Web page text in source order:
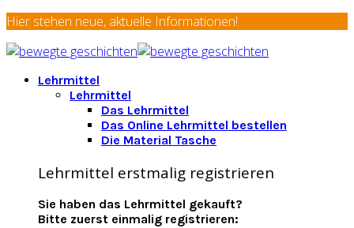
Hier stehen neue, aktuelle Informationen!
Lehrmittel
Lehrmittel
Das Lehrmittel
Das Online Lehrmittel bestellen
Die Material Tasche
Lehrmittel erstmalig registrieren
Sie haben das Lehrmittel gekauft?
Bitte zuerst einmalig registrieren: